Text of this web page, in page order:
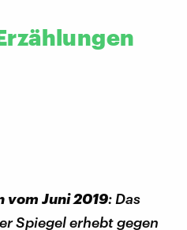
vom Juni 2019: Das
Spiegel erhebt gegen